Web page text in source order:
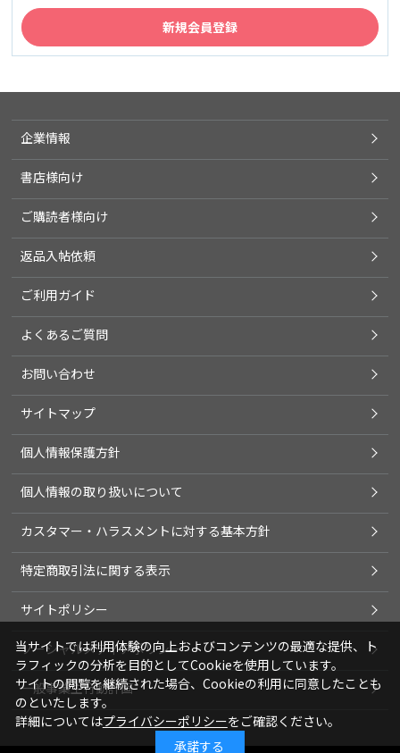
企業情報
書店様向け
ご購読者様向け
返品入帖依頼
ご利用ガイド
よくあるご質問
お問い合わせ
サイトマップ
個人情報保護方針
個人情報の取り扱いについて
カスタマー・ハラスメントに対する基本方針
特定商取引法に関する表示
サイトポリシー
ソーシャルメディアポリシー
一般事業主行動計画
当サイトでは利用体験の向上およびコンテンツの最適な提供、ト
ラフィックの分析を目的としてCookieを使用しています。
サイトの閲覧を継続された場合、Cookieの利用に同意したことも
のといたします。
詳細についてはプライバシーポリシーをご確認ください。
承諾する